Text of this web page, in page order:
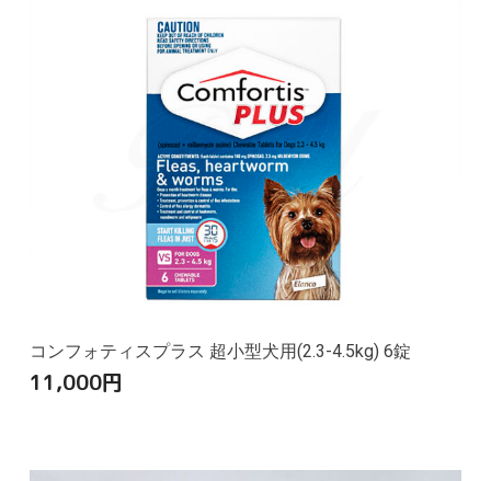
コンフォティスプラス 超小型犬用(2.3-4.5kg) 6錠
11,000円